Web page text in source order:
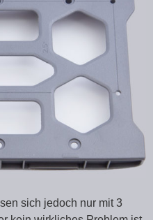
sich jedoch nur mit 3